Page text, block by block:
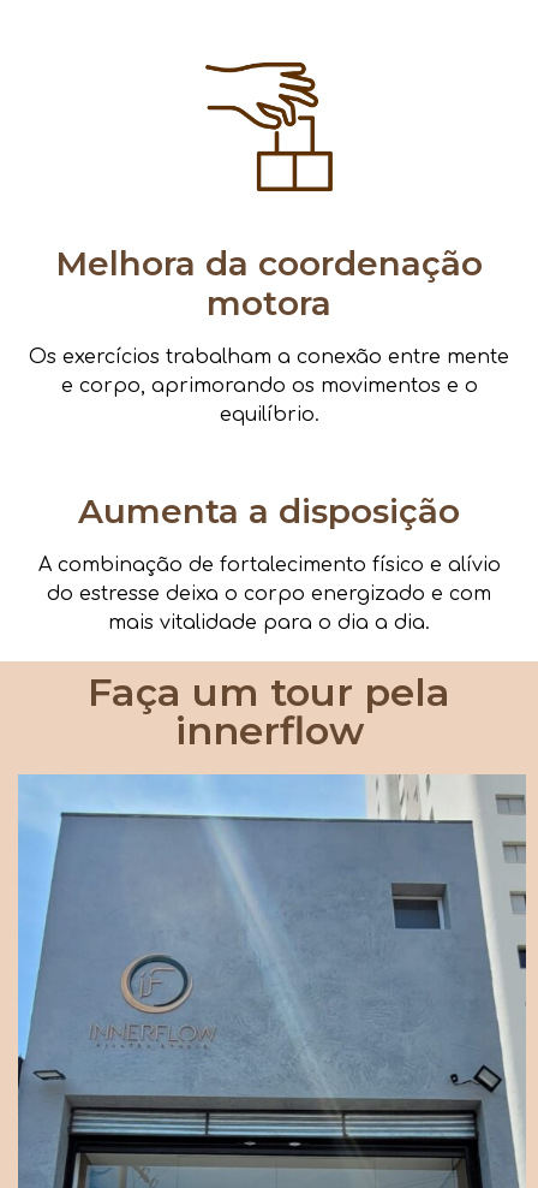
Melhora da coordenação
motora
Os exercícios trabalham a conexão entre mente
e corpo, aprimorando os movimentos e o
equilíbrio.
Aumenta a disposição
A combinação de fortalecimento físico e alívio
do estresse deixa o corpo energizado e com
mais vitalidade para o dia a dia.
Faça um tour pela
innerflow